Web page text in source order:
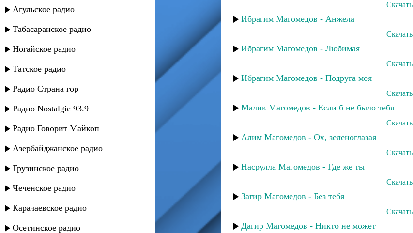
Агульское радио
Табасаранское радио
Ногайское радио
Татское радио
Радио Страна гор
Радио Nostalgie 93.9
Радио Говорит Майкоп
Азербайджанское радио
Грузинское радио
Чеченское радио
Карачаевское радио
Осетинское радио
Скачать
Ибрагим Магомедов - Анжела
Скачать
Ибрагим Магомедов - Любимая
Скачать
Ибрагим Магомедов - Подруга моя
Скачать
Малик Магомедов - Если б не было тебя
Скачать
Алим Магомедов - Ох, зеленоглазая
Скачать
Насрулла Магомедов - Где же ты
Скачать
Загир Магомедов - Без тебя
Скачать
Дагир Магомедов - Никто не может